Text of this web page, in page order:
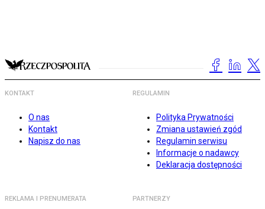
KONTAKT
O nas
Kontakt
Napisz do nas
REGULAMIN
Polityka Prywatności
Zmiana ustawień zgód
Regulamin serwisu
Informacje o nadawcy
Deklaracja dostępności
REKLAMA I PRENUMERATA PARTNERZY